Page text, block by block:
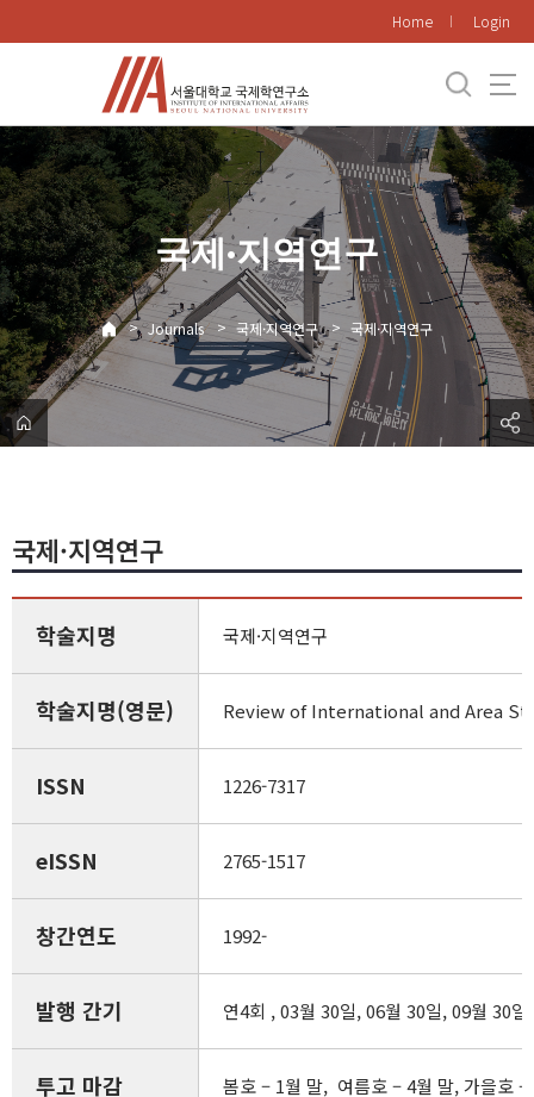
로
메
뉴
Home Login
국제·지역연구
> Journals > 국제·지역연구 > 국제·지역연구
국제·지역연구
학술지명 국제·지역연구
학술지명(영문) Review of International and Area
ISSN 1226-7317
eISSN 2765-1517
창간연도 1992-
발행 간기 연4회 , 03월 30일, 06월 30일, 09월 30
투고 마감 봄호 – 1월 말, 여름호 – 4월 말, 가을호